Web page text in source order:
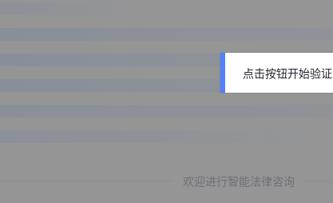
欢迎进行智能法律咨询
点击按钮开始验证